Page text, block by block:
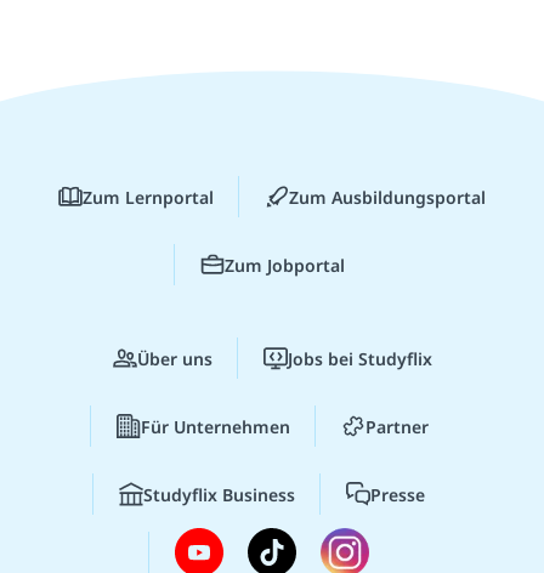
Zum Lernportal Zum Ausbildungsportal
Zum Jobportal
Über uns Jobs bei Studyflix
Für Unternehmen Partner
Studyflix Business Presse